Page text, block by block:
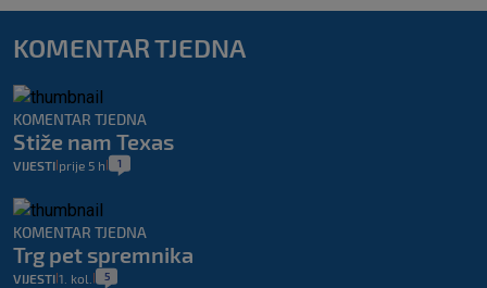
KOMENTAR TJEDNA
KOMENTAR TJEDNA
Stiže nam Texas
VIJESTI prije 5 h 1
KOMENTAR TJEDNA
Trg pet spremnika
VIJESTI 1. kol. 5